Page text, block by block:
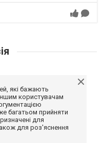
які бажають
користувачам
багатьом прийняти
для
для роз'яснення